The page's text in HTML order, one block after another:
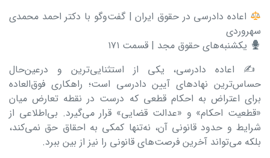
اعاده دادرسی در حقوق ایران | گفت‌وگو با دکتر احمد محمدی
سهروردی
یکشنبه‌های حقوق مجد | قسمت ۱۷۱
✍️ اعاده دادرسی، یکی از استثنایی‌ترین و درعین‌حال
حساس‌ترین نهادهای آیین دادرسی است؛ راهکاری فوق‌العاده
برای اعتراض به احکام قطعی که درست در نقطه تعارض میان
«قطعیت احکام» و «عدالت قضایی» قرار می‌گیرد. بی‌اطلاعی از
شرایط و حدود قانونی آن، نه‌تنها کمکی به احقاق حق نمی‌کند،
بلکه می‌تواند آخرین فرصت‌های قانونی را نیز از بین ببرد.